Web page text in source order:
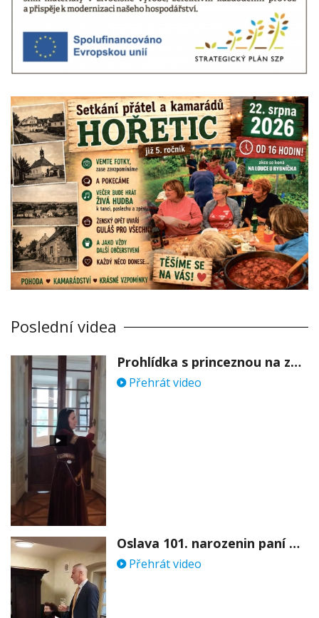
Poslední videa
Prohlídka s princeznou na zámku Stekník
Přehrát video
Oslava 101. narozenin paní Věry Skořepové
Přehrát video